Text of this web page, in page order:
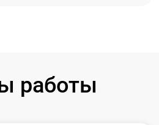
работы